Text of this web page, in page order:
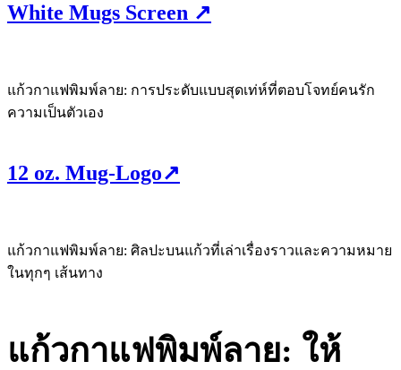
White Mugs Screen ↗
แก้วกาแฟพิมพ์ลาย: การประดับแบบสุดเท่ห์ที่ตอบโจทย์คนรัก
ความเป็นตัวเอง
12 oz. Mug-Logo↗
แก้วกาแฟพิมพ์ลาย: ศิลปะบนแก้วที่เล่าเรื่องราวและความหมาย
ในทุกๆ เส้นทาง
แก้วกาแฟพิมพ์ลาย: ให้